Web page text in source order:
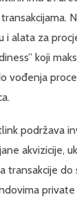
i alata za
koji
vođenja
podržava
akvizicije,
transakcije do